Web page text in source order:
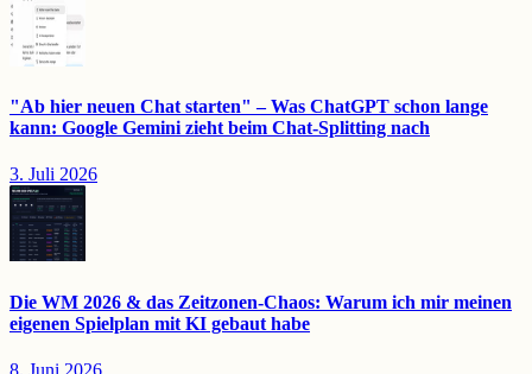
"Ab hier neuen Chat starten" – Was ChatGPT schon lange
kann: Google Gemini zieht beim Chat-Splitting nach
3. Juli 2026
Die WM 2026 & das Zeitzonen-Chaos: Warum ich mir meinen
eigenen Spielplan mit KI gebaut habe
8. Juni 2026